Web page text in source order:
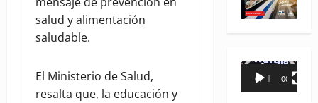
salud y alimentación
saludable.
El Ministerio de Salud,
resalta que, la educación y
Reproductor
00:00 00:35